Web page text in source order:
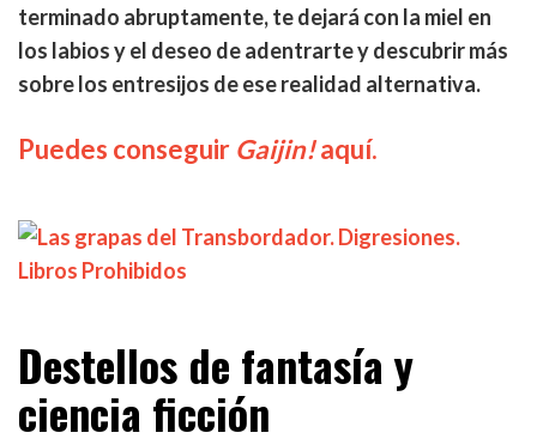
terminado abruptamente, te dejará con la miel en
los labios y el deseo de adentrarte y descubrir más
sobre los entresijos de ese realidad alternativa.
Puedes conseguir Gaijin!aquí.
Destellos de fantasía y
ciencia ficción